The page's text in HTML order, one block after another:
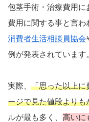
包茎手術・治療費用
費用に関する事と言わ
消費者生活相談員協会
例が発表されています
実際、 「思った以上に
ージで見た値段よりも
ルが最も多く、 高いに